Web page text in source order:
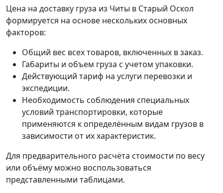
Цена на доставку груза из Читы в Старый Оскол
формируется на основе нескольких основных
факторов:
Общий вес всех товаров, включенных в заказ.
Габариты и объем груза с учетом упаковки.
Действующий тариф на услуги перевозки и
экспедиции.
Необходимость соблюдения специальных
условий транспортировки, которые
применяются к определённым видам грузов в
зависимости от их характеристик.
Для предварительного расчёта стоимости по весу
или объёму можно воспользоваться
представленными таблицами.